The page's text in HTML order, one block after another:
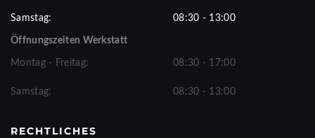
Samstag: 08:30 - 13:00
Öffnungszeiten Werkstatt
Montag - Freitag: 08:30 - 17:00
Samstag: 08:30 - 13:00
RECHTLICHES